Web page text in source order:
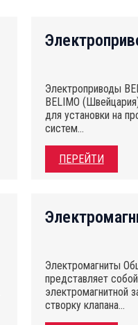
Электроприводы
BELIMO
для установки на
систем…
ПЕРЕЙТИ
Электромагниты
представляет
электромагнитной
створку клапана…